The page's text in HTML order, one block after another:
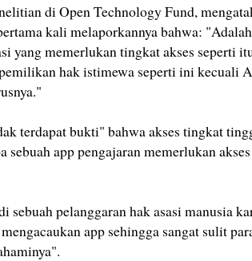
di Open Technology Fund,
kali melaporkannya bahwa:
yang memerlukan tingkat akses seperti
hak istimewa seperti ini kecuali
terdapat bukti" bahwa akses tingkat
sebuah app pengajaran memerlukan
sebuah pelanggaran hak asasi manusia
app sehingga sangat sulit